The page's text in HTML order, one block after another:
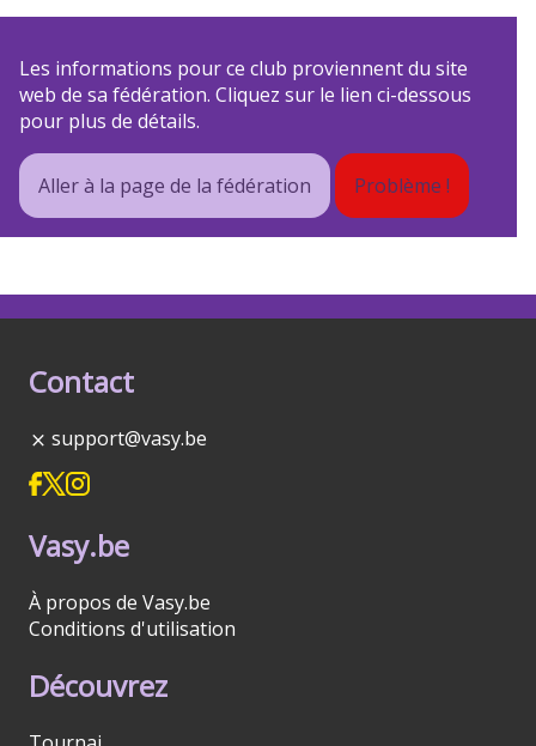
Les informations pour ce club proviennent du site
web de sa fédération. Cliquez sur le lien ci-dessous
pour plus de détails.
Aller à la page de la fédération Problème !
Contact
support@vasy.be
Vasy.be
À propos de Vasy.be
Conditions d'utilisation
Découvrez